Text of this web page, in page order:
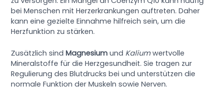
bei Menschen mit Herzerkrankungen auftreten. Daher
kann eine gezielte Einnahme hilfreich sein, um die
Herzfunktion zu stärken.
Zusätzlich sindMagnesium und Kaliumwertvolle
Mineralstoffe für die Herzgesundheit. Sie tragen zur
Regulierung des Blutdrucks bei und unterstützen die
normale Funktion der Muskeln sowie Nerven.